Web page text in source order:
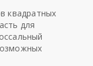
квадратных
для